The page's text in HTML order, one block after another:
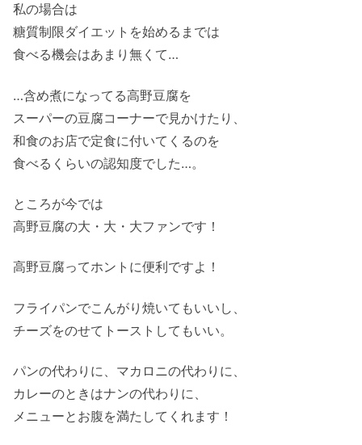
私の場合は
糖質制限ダイエットを始めるまでは
食べる機会はあまり無くて…
…含め煮になってる高野豆腐を
スーパーの豆腐コーナーで見かけたり、
和食のお店で定食に付いてくるのを
食べるくらいの認知度でした…。
ところが今では
高野豆腐の大・大・大ファンです！
高野豆腐ってホントに便利ですよ！
フライパンでこんがり焼いてもいいし、
チーズをのせてトーストしてもいい。
パンの代わりに、マカロニの代わりに、
カレーのときはナンの代わりに、
メニューとお腹を満たしてくれます！